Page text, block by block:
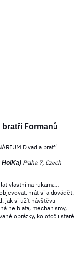
bratří Formanů
Divadla bratří
HolKa) Praha 7, Czech
vlastníma rukama…
hrát si a dovádět,
jak si užít návštěvu
hejblata, mechanismy,
obrázky, kolotoč i staré